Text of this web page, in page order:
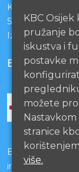
KBCO Webmail
Sestrinstvo KBC
Izjava o
BOLNICE
Bolnice s kojima
integraciji
KBC Osijek
pružanje
iskustva i
postavke
možete
stranice
više.